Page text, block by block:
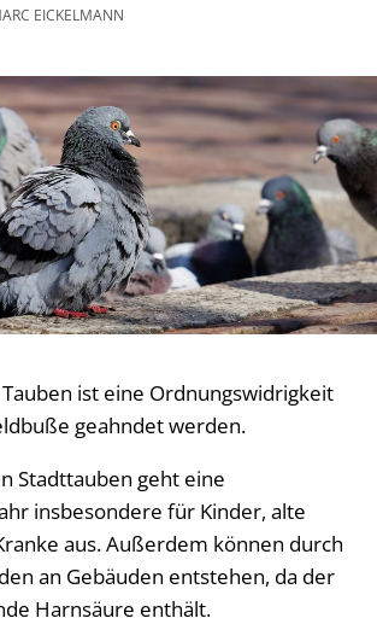
EICKELMANN
ist eine Ordnungswidrigkeit
geahndet werden.
Stadttauben geht eine
insbesondere für Kinder, alte
aus. Außerdem können durch
an Gebäuden entstehen, da der
Harnsäure enthält.